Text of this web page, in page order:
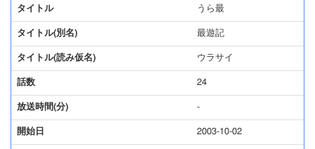
タイトル うら最
タイトル(別名) 最遊記
タイトル(読み仮名) ウラサイ
話数 24
放送時間(分) -
開始日 2003-10-02